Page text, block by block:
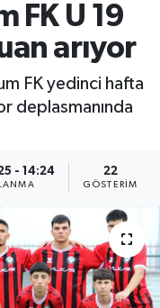
FK U 19
arıyor
FK yedinci hafta
deplasmanında
- 14:24 22
GÖSTERIM